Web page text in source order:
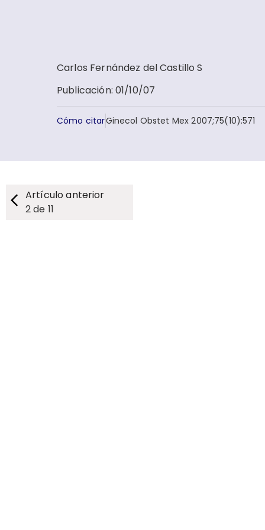
Carlos Fernández del Castillo S
Publicación: 01/10/07
Cómo citarGinecol Obstet Mex 2007;75(10):571
Artículo anterior
2de 11